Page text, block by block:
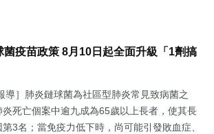
菌疫苗政策 8月10日起全面升級「1劑搞
導］肺炎鏈球菌為社區型肺炎常見致病菌之
死亡個案中逾九成為65歲以上長者，使其長
3名；當免疫力低下時，尚可能引發敗血症、